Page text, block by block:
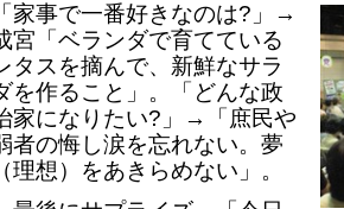
「家事で一番好きなのは?」→
宮「ベランダで育てている
タスを摘んで、新鮮なサラ
を作ること」。「どんな政
家になりたい?」→「庶民や
者の悔し涙を忘れない。夢
（理想）をあきらめない」。